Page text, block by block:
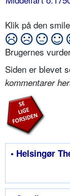
Klik på den
Brugernes
Siden er blevet
kommentarer
• Helsingør